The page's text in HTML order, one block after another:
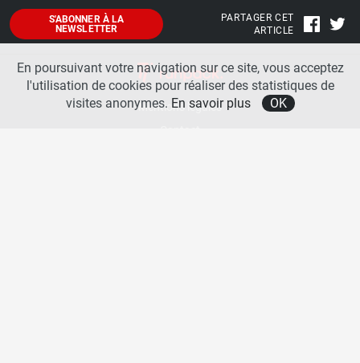
S'ABONNER À LA
NEWSLETTER
PARTAGER CET
ARTICLE
Mentions légales
En poursuivant votre navigation sur ce site, vous acceptez
l'utilisation de cookies pour réaliser des statistiques de
visites anonymes. En savoir plus OK